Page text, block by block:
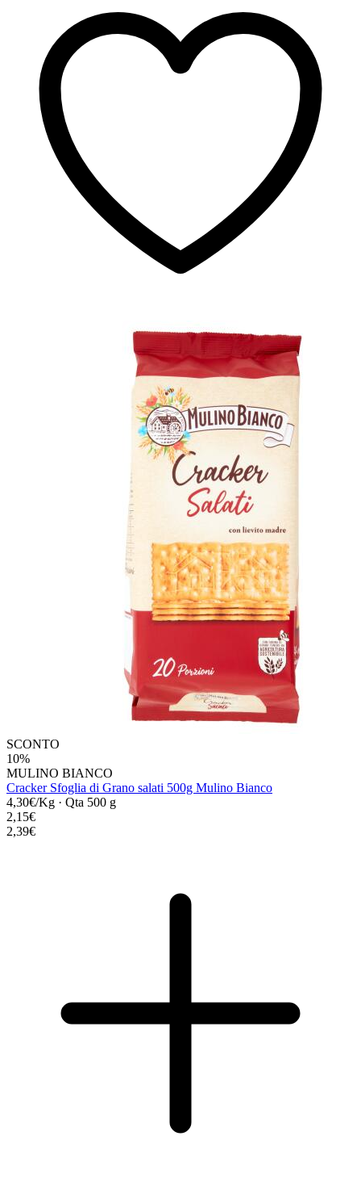
SCONTO
10%
MULINO BIANCO
Cracker Sfoglia di Grano salati 500g Mulino Bianco
4,30€/Kg · Qta 500 g
2,15€
2,39€